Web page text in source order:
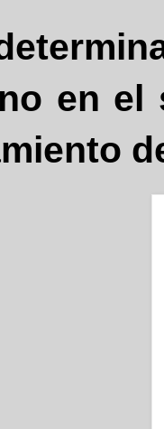
en el